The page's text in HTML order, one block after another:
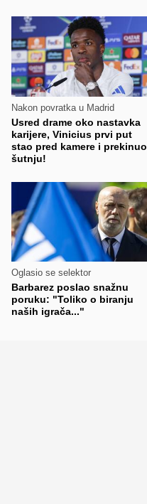
Nakon povratka u Madrid
Usred drame oko nastavka
karijere, Vinicius prvi put
stao pred kamere i prekinuo
šutnju!
Oglasio se selektor
Barbarez poslao snažnu
poruku: "Toliko o biranju
naših igrača..."